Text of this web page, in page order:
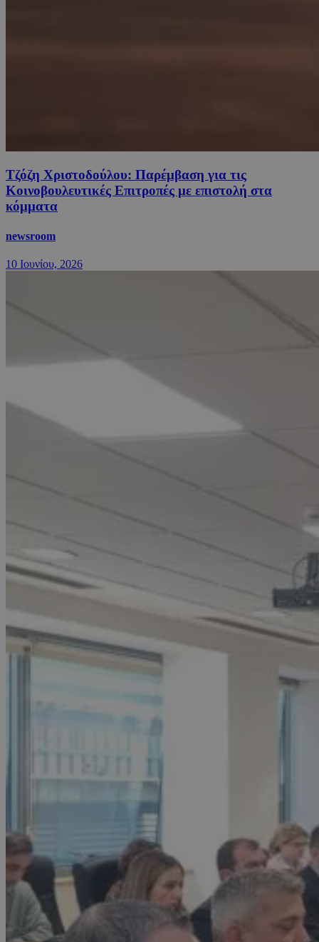
Τζόζη Χριστοδούλου: Παρέμβαση για τις
Κοινοβουλευτικές Επιτροπές με επιστολή στα
κόμματα
newsroom
10 Ιουνίου, 2026